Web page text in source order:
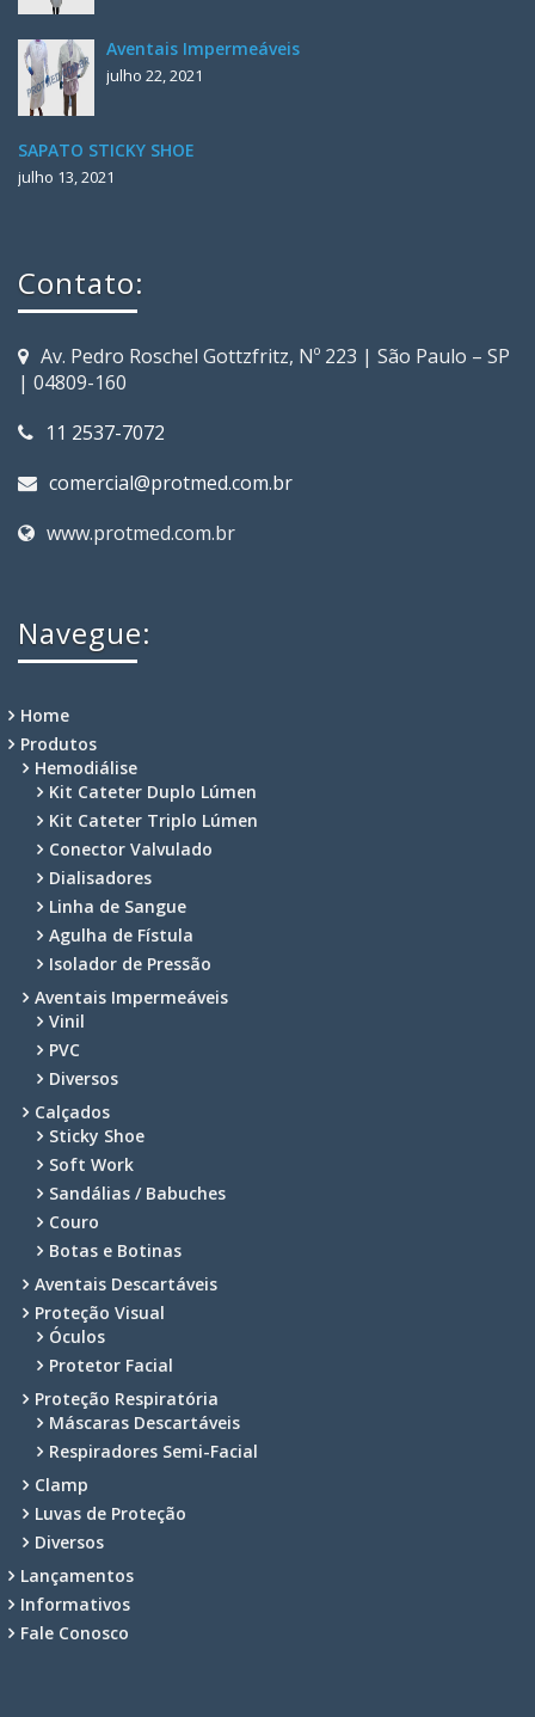
Aventais Impermeáveis
julho 22, 2021
SAPATO STICKY SHOE
julho 13, 2021
Contato:
Av. Pedro Roschel Gottzfritz, Nº 223 | São Paulo – SP
| 04809-160
11 2537-7072
comercial@protmed.com.br
www.protmed.com.br
Navegue:
Home
Produtos
Hemodiálise
Kit Cateter Duplo Lúmen
Kit Cateter Triplo Lúmen
Conector Valvulado
Dialisadores
Linha de Sangue
Agulha de Fístula
Isolador de Pressão
Aventais Impermeáveis
Vinil
PVC
Diversos
Calçados
Sticky Shoe
Soft Work
Sandálias / Babuches
Couro
Botas e Botinas
Aventais Descartáveis
Proteção Visual
Óculos
Protetor Facial
Proteção Respiratória
Máscaras Descartáveis
Respiradores Semi-Facial
Clamp
Luvas de Proteção
Diversos
Lançamentos
Informativos
Fale Conosco